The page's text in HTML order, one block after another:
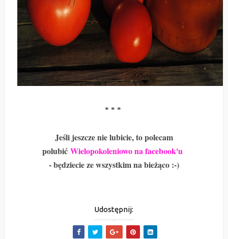
* * *
Jeśli jeszcze nie lubicie, to polecam
polubićWielopokoleniowo na facebook'u
- będziecie ze wszystkim na bieżąco :-)
Udostępnij: